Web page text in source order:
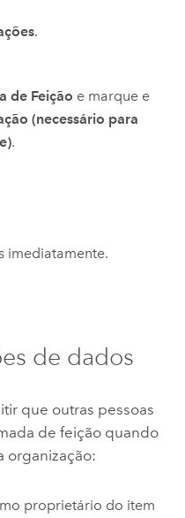
.
de Feição e marque e
(necessário para
.
imediatamente.
de dados
que outras pessoas
de feição quando
organização:
proprietário do item